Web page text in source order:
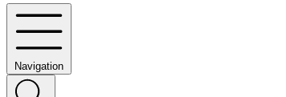
Navigation